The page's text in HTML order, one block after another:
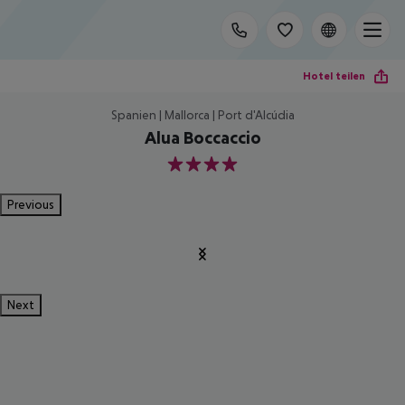
Hotel teilen
Spanien | Mallorca | Port d'Alcúdia
Alua Boccaccio
4
Previous
Next